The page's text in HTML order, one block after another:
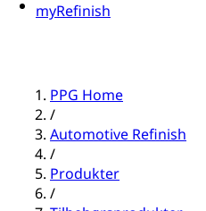
myRefinish
PPG Home
/
Automotive Refinish
/
Produkter
/